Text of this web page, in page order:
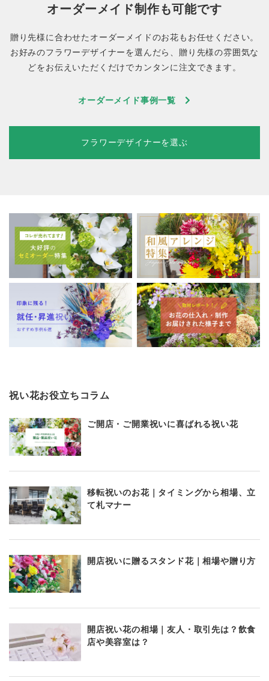
オーダーメイド制作も可能です
贈り先様に合わせたオーダーメイドのお花もお任せください。
お好みのフラワーデザイナーを選んだら、贈り先様の雰囲気な
どをお伝えいただくだけでカンタンに注文できます。
オーダーメイド事例一覧
フラワーデザイナーを選ぶ
祝い花お役立ちコラム
ご開店・ご開業祝いに喜ばれる祝い花
移転祝いのお花｜タイミングから相場、立
て札マナー
開店祝いに贈るスタンド花｜相場や贈り方
開店祝い花の相場｜友人・取引先は？飲食
店や美容室は？